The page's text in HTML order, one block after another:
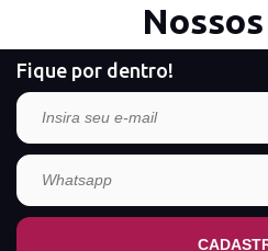
Fique por dentro!